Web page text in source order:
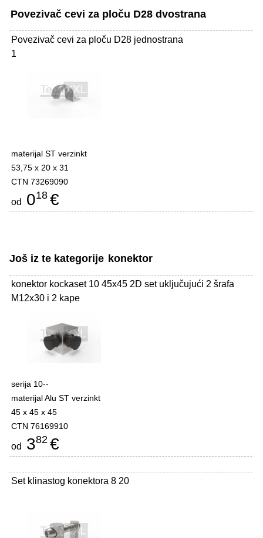
Povezivač cevi za ploču D28 dvostrana
Povezivač cevi za ploču D28 jednostrana
1
materijal ST verzinkt
53,75 x 20 x 31
CTN 73269090
od 018 €
Još iz te kategorije konektor
konektor kockaset 10 45x45 2D set uključujući 2 šrafa
M12x30 i 2 kape
serija 10--
materijal Alu ST verzinkt
45 x 45 x 45
CTN 76169910
od 382 €
Set klinastog konektora 8 20